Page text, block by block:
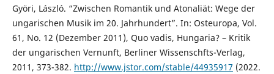
Györi, László. “Zwischen Romantik und Atonaliät: Wege der
ungarischen Musik im 20. Jahrhundert”. In: Osteuropa, Vol.
61, No. 12 (Dezember 2011), Quo vadis, Hungaria? – Kritik
der ungarischen Vernunft, Berliner Wissenschfts-Verlag,
2011, 373-382. http://www.jstor.com/stable/44935917 (2022.